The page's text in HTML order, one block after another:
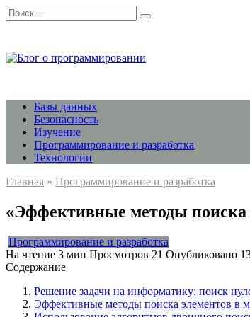
Перейти
к
Search
for:
Базы данных
Безопасность
Изучение
Программирование и разработка
Технологии
Главная » Программирование и разработка
«Эффективные методы поиска
Программирование и разработка
На чтение 3 мин Просмотров 21 Опубликовано
Содержание
Решение задачи на информатику: поиск
Эффективные методы поиска элементов в